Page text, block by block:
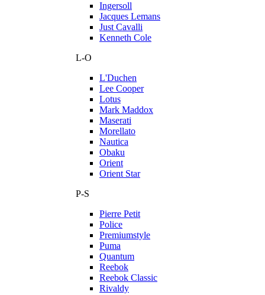
Ingersoll
Jacques Lemans
Just Cavalli
Kenneth Cole
L-O
L'Duchen
Lee Cooper
Lotus
Mark Maddox
Maserati
Morellato
Nautica
Obaku
Orient
Orient Star
P-S
Pierre Petit
Police
Premiumstyle
Puma
Quantum
Reebok
Reebok Classic
Rivaldy